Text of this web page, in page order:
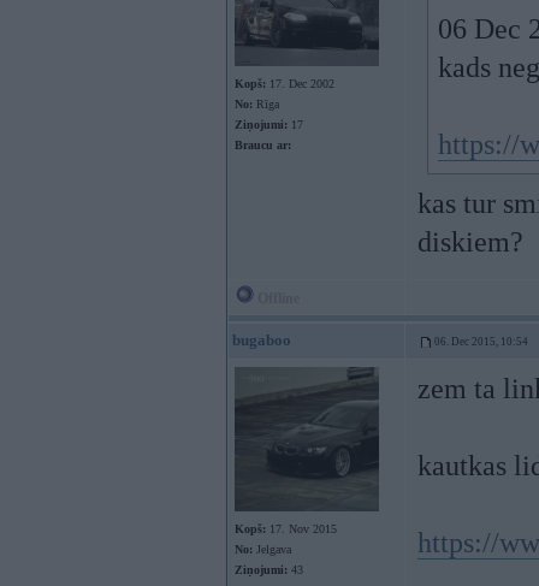
Kopš: 17. Dec 2002
No: Rīga
Ziņojumi: 17
Braucu ar:
06 Dec
kads
https://
kas tur
diskiem?
bugaboo 06. Dec 2015, 10:54
Kopš: 17. Nov 2015
No: Jelgava
Ziņojumi: 43
zem ta
kautkas
https://